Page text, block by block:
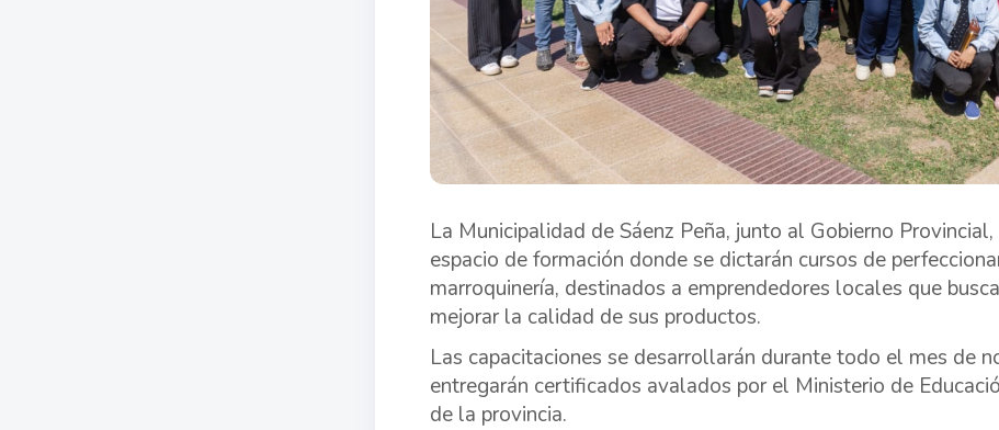
La Municipalidad de Sáenz Peña, junto al Gobierno
espacio de formación donde se dictarán cursos de
marroquinería, destinados a emprendedores locales que
mejorar la calidad de sus productos.
Las capacitaciones se desarrollarán durante todo el mes de
entregarán certificados avalados por el Ministerio de
de la provincia.